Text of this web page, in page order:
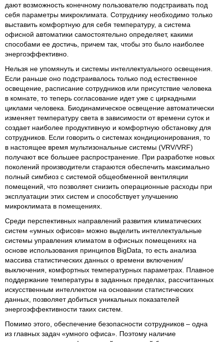
дают возможность конечному пользователю подстраивать под
себя параметры микроклимата. Сотруднику необходимо только
выставить комфортную для себя температуру, а система
офисной автоматики самостоятельно определяет, какими
способами ее достичь, причем так, чтобы это было наиболее
энергоэффективно.
Нельзя не упомянуть и системы интеллектуального освещения.
Если раньше оно подстраивалось только под естественное
освещение, расписание сотрудников или присутствие человека
в комнате, то теперь согласование идет уже с циркадными
циклами человека. Биодинамическое освещение автоматически
изменяет температуру света в зависимости от времени суток и
создает наиболее продуктивную и комфортную обстановку для
сотрудников. Если говорить о системах кондиционирования, то
в настоящее время мультизональные системы (VRV/VRF)
получают все большее распространение. При разработке новых
поколений производители стараются обеспечить максимально
полный симбиоз с системой общеобменной вентиляции
помещений, что позволяет снизить операционные расходы при
эксплуатации этих систем и способствует улучшению
микроклимата в помещениях.
Среди перспективных направлений развития климатических
систем «умных офисов» можно выделить интеллектуальные
системы управления климатом в офисных помещениях на
основе использования принципов BigData, то есть анализа
массива статистических данных о времени включения/
выключения, комфортных температурных параметрах. Плавное
поддержание температуры в заданных пределах, рассчитанных
искусственным интеллектом на основании статистических
данных, позволяет добиться уникальных показателей
энергоэффективности таких систем.
Помимо этого, обеспечение безопасности сотрудников – одна
из главных задач «умного офиса». Поэтому наличие